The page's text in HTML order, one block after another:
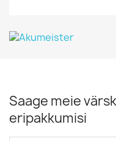
Saage meie
eripakkumisi